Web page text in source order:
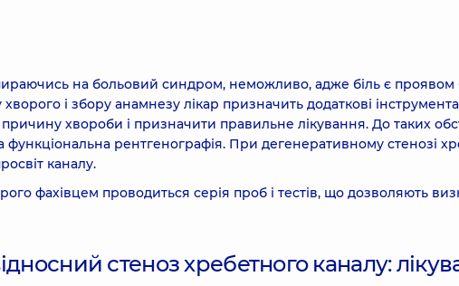
на больовий синдром, неможливо, адже біль є проявом
хворого і збору анамнезу лікар призначить додаткові
хвороби і призначити правильне лікування. До таких
функціональна рентгенографія. При дегенеративному стенозі
каналу.
фахівцем проводиться серія проб і тестів, що дозволяють
стеноз хребетного каналу: